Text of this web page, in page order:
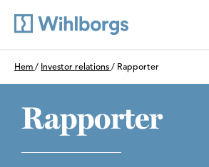
Du är här:
Hem / Investor relations / Rapporter
Rapporter